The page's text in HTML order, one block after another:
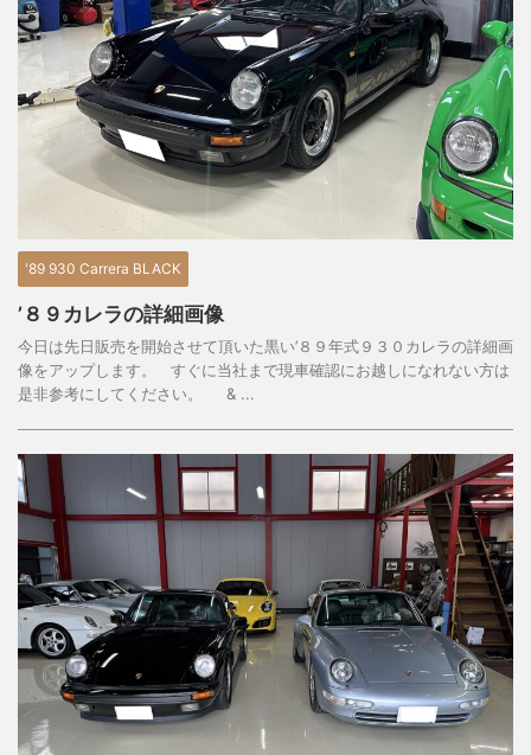
'89 930 Carrera BLACK
’８９カレラの詳細画像
今日は先日販売を開始させて頂いた黒い’８９年式９３０カレラの詳細画
像をアップします。 すぐに当社まで現車確認にお越しになれない方は
是非参考にしてください。 & ...